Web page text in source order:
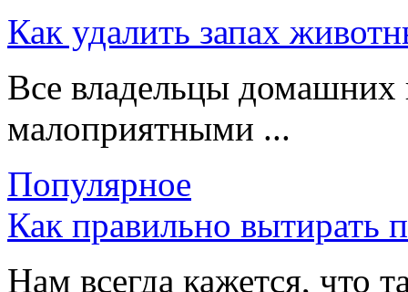
Как удалить запах
Все владельцы домашних
малоприятными ...
Популярное
Как правильно вытирать
Нам всегда кажется, что